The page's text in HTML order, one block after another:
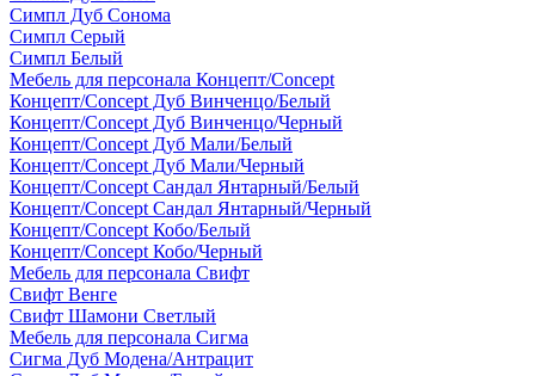
Симпл Дуб Сонома
Симпл Серый
Симпл Белый
Мебель для персонала Концепт/Concept
Концепт/Concept Дуб Винченцо/Белый
Концепт/Concept Дуб Винченцо/Черный
Концепт/Concept Дуб Мали/Белый
Концепт/Concept Дуб Мали/Черный
Концепт/Concept Сандал Янтарный/Белый
Концепт/Concept Сандал Янтарный/Черный
Концепт/Concept Кобо/Белый
Концепт/Concept Кобо/Черный
Мебель для персонала Свифт
Свифт Венге
Свифт Шамони Светлый
Мебель для персонала Сигма
Сигма Дуб Модена/Антрацит